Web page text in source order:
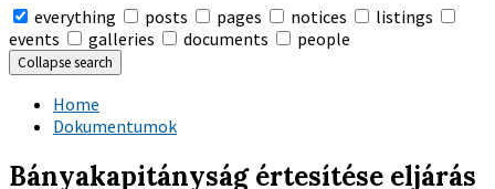
everything
posts pages notices
listings
events
galleries documents people
Collapse search
Home
Dokumentumok
Bányakapitányság értesítése eljárás